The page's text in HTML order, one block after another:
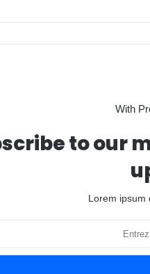
With
to our
Lorem ipsum